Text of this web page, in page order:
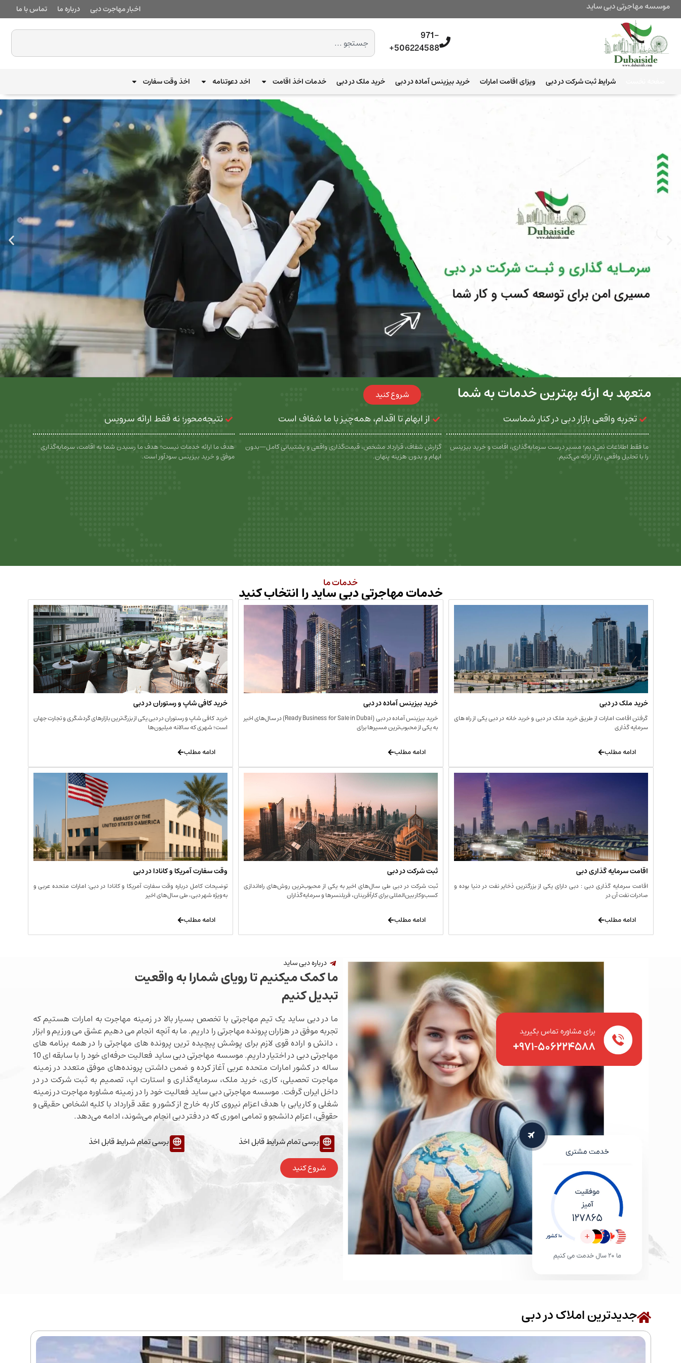
موسسه مهاجرتی دبی ساید اخبار مهاجرت دبی درباره ما تماس با ما
971-
506224588+
شرایط ثبت شرکت در دبی ویزای اقامت امارات خرید بیزینس آماده در دبی خرید ملک در دبی خدمات اخذ اقامت اخد دعوتنامه اخذ وقت سفارت
متعهد به ارئه بهترین خدمات به شما شروع کنید
تجربه واقعی بازار دبی در کنار شماست
ما فقط اطلاعات نمی‌دیم؛ مسیر درست سرمایه‌گذاری، اقامت و خرید بیزینس
را با تحلیل واقعی بازار ارائه می‌کنیم.
از ابهام تا اقدام، همه‌چیز با ما شفاف است
گزارش شفاف، قرارداد مشخص، قیمت‌گذاری واقعی و پشتیبانی کامل—بدون
ابهام و بدون هزینه پنهان.
نتیجه‌محور؛ نه فقط ارائه سرویس
هدف ما ارائه خدمات نیست؛ هدف ما رسیدن شما به اقامت، سرمایه‌گذاری
موفق و خرید بیزینس سودآور است.
خدمات ما
خدمات مهاجرتی دبی ساید را انتخاب کنید
خرید ملک در دبی
گرفتن اقامت امارات از طریق خرید ملک در دبی و خرید خانه در دبی یکی از راه های
سرمایه گذاری
ادامه مطلب
خرید بیزینس آماده در دبی
خرید بیزینس آماده در دبی (Ready Business for Sale in Dubai) در سال‌های اخیر
به یکی از محبوب‌ترین مسیرها برای
ادامه مطلب
خرید کافی‌ شاپ و رستوران در دبی
خرید کافی‌ شاپ و رستوران در دبی یکی از بزرگ‌ترین بازارهای گردشگری و تجارت جهان
است؛ شهری که سالانه میلیون‌ها
ادامه مطلب
اقامت سرمایه گذاری دبی
اقامت سرمایه گذاری دبی : دبی دارای یکی از بزرگترین ذخایر نفت در دنیا بوده و
صادرات نفت آن در
ادامه مطلب
ثبت شرکت در دبی
ثبت شرکت در دبی طی سال‌های اخیر به یکی از محبوب‌ترین روش‌های راه‌اندازی
کسب‌وکار بین‌المللی برای کارآفرینان، فریلنسرها و سرمایه‌گذاران
ادامه مطلب
وقت سفارت آمریکا و کانادا در دبی
توضیحات کامل درباره وقت سفارت آمریکا و کانادا در دبی: امارات متحده عربی و
به‌ویژه شهر دبی، طی سال‌های اخیر
ادامه مطلب
درباره دبی ساید
ما کمک میکنیم تا رویای شمارا به واقعیت
تبدیل کنیم
ما در دبی ساید یک تیم مهاجرتی با تخصص بسیار بالا در زمینه مهاجرت به امارات هستیم که
تجربه موفق در هزاران پرونده مهاجرتی را داریم. ما به آنچه انجام می دهیم عشق می ورزیم و ابزار
، دانش و اراده قوی لازم برای پوشش پیچیده ترین پرونده های مهاجرتی را در همه برنامه های
مهاجرتی دبی در اختیار داریم. موسسه مهاجرتی دبی ساید فعالیت حرفه‌ای خود را با سابقه ای 10
ساله در کشور امارات متحده عربی آغاز کرده و ضمن داشتن پرونده‌های موفق متعدد در زمینه
مهاجرت تحصیلی، کاری، خرید ملک، سرمایه‌گذاری و استارت اپ، تصمیم به ثبت شرکت در در
داخل ایران گرفت. موسسه مهاجرتی دبی ساید فعالیت خود را در زمینه مشاوره مهاجرت در زمینه
شغلی و کاریابی با هدف اعزام نیروی کار به خارج از کشور و عقد قرارداد با کلیه اشخاص حقیقی و
حقوقی، اعزام دانشجو و تمامی اموری که در دفتر دبی انجام می‌شوند، ادامه می‌دهد.
برسی تمام شرایط قابل اخذ
برسی تمام شرایط قابل اخذ
شروع کنید
جدیدترین املاک در دبی